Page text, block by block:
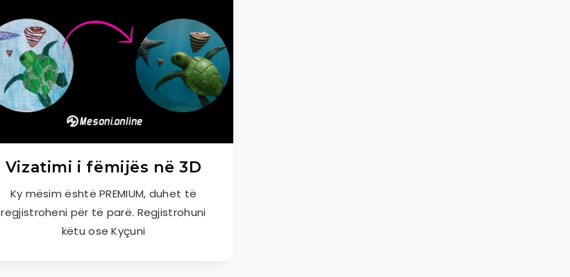
Vizatimi i fëmijës në 3D
Ky mësim është PREMIUM, duhet të
regjistroheni për të parë. Regjistrohuni
këtu ose Kyçuni